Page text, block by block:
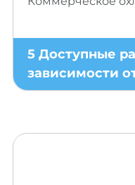
5 Доступные
зависимости